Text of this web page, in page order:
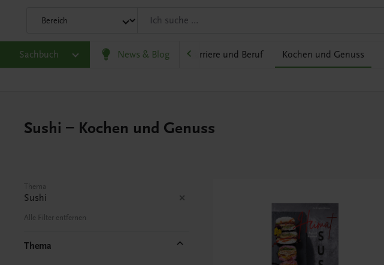
Sachbuch News & Blog
Gesellschaft, Politik und Wirtschaft Karriere und Beruf Kochen und Genuss
Sushi – Kochen und Genuss
Thema
Sushi
Alle Filter entfernen
Thema